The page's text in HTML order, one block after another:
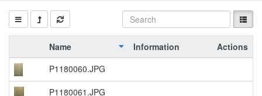
Name Information
Actions
P1180060.JPG
P1180061.JPG